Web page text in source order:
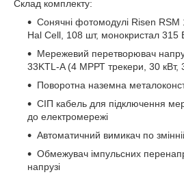
Склад комплекту:
Сонячні фотомодулі Risen RSM
Hal Cell, 108 шт, монокристал 315
Мережевий перетворювач
33KTL-A (4 МРРТ трекери, 30 кВт,
Поворотна наземна
СІП кабель для підключення
до електромережі
Автоматичний вимикач по
Обмежувач імпульсних
напрузі